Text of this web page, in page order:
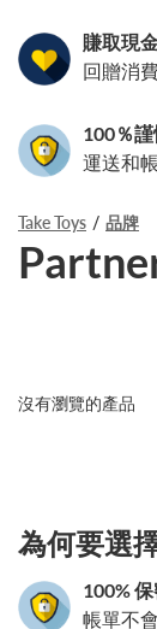
賺取現
回贈消
100％謹
運送和帳
Take Toys 品牌
沒有瀏覽的產品
為何要選
100%
帳單不